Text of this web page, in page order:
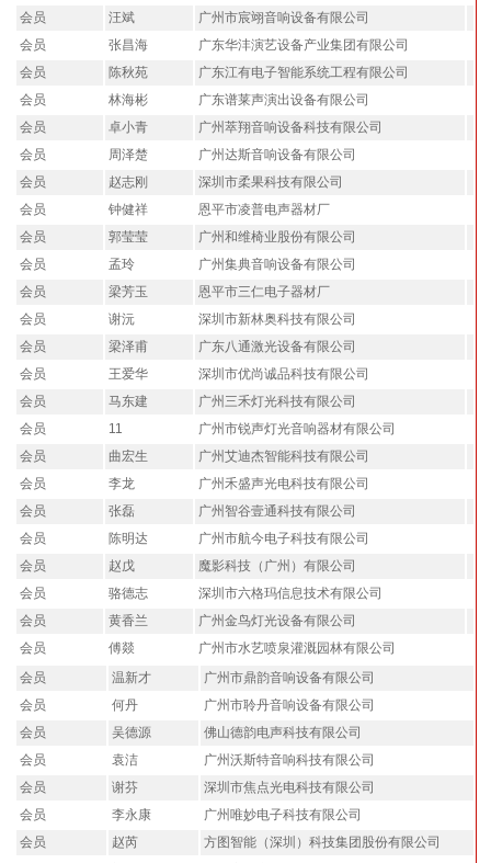
会员
汪斌
广州市宸翊音响设备有限公司
会员
张昌海
广东华沣演艺设备产业集团有限公司
会员
陈秋苑
广东江有电子智能系统工程有限公司
会员
林海彬
广东谱莱声演出设备有限公司
会员
卓小青
广州萃翔音响设备科技有限公司
会员
周泽楚
广州达斯音响设备有限公司
会员
赵志刚
深圳市柔果科技有限公司
会员
钟健祥
恩平市凌普电声器材厂
会员
郭莹莹
广州和维椅业股份有限公司
会员
孟玲
广州集典音响设备有限公司
会员
梁芳玉
恩平市三仁电子器材厂
会员
谢沅
深圳市新林奥科技有限公司
会员
梁泽甫
广东八通激光设备有限公司
会员
王爱华
深圳市优尚诚品科技有限公司
会员
马东建
广州三禾灯光科技有限公司
会员
11
广州市锐声灯光音响器材有限公司
会员
曲宏生
广州艾迪杰智能科技有限公司
会员
李龙
广州禾盛声光电科技有限公司
会员
张磊
广州智谷壹通科技有限公司
会员
陈明达
广州市航今电子科技有限公司
会员
赵戊
魔影科技（广州）有限公司
会员
骆德志
深圳市六格玛信息技术有限公司
会员
黄香兰
广州金鸟灯光设备有限公司
会员
傅燚
广州市水艺喷泉灌溉园林有限公司
会员
温新才
广州市鼎韵音响设备有限公司
会员
何丹
广州市聆丹音响设备有限公司
会员
吴德源
佛山德韵电声科技有限公司
会员
袁洁
广州沃斯特音响科技有限公司
会员
谢芬
深圳市焦点光电科技有限公司
会员
李永康
广州唯妙电子科技有限公司
会员
赵芮
方图智能（深圳）科技集团股份有限公司